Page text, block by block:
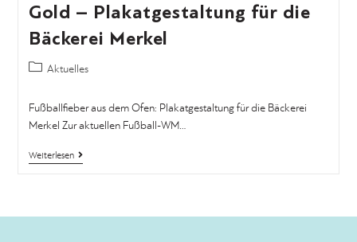
Gold – Plakatgestaltung für die
Bäckerei Merkel
Aktuelles
Fußballfieber aus dem Ofen: Plakatgestaltung für die Bäckerei
Merkel Zur aktuellen Fußball-WM…
Weiterlesen